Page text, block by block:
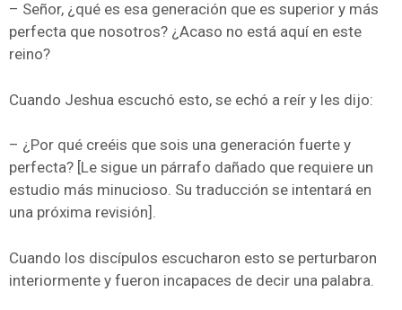
– Señor, ¿qué es esa generación que es superior y más
perfecta que nosotros? ¿Acaso no está aquí en este
reino?
Cuando Jeshua escuchó esto, se echó a reír y les dijo:
– ¿Por qué creéis que sois una generación fuerte y
perfecta? [Le sigue un párrafo dañado que requiere un
estudio más minucioso. Su traducción se intentará en
una próxima revisión].
Cuando los discípulos escucharon esto se perturbaron
interiormente y fueron incapaces de decir una palabra.